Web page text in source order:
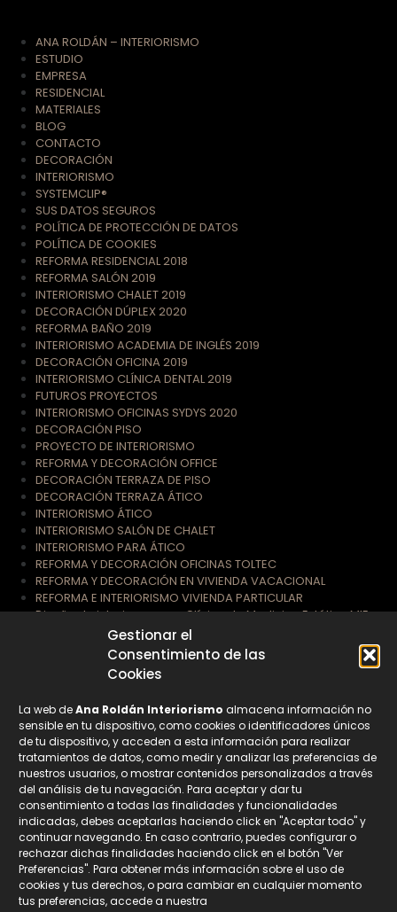
Gestionar el
Consentimiento de las
Cookies
La web deAna Roldán Interiorismo almacena información no
sensible en tu dispositivo, como cookies o identificadores únicos
de tu dispositivo, y acceden a esta información para realizar
tratamientos de datos, como medir y analizar las preferencias de
nuestros usuarios, o mostrar contenidos personalizados a través
del análisis de tu navegación. Para aceptar y dar tu
consentimiento a todas las finalidades y funcionalidades
indicadas, debes aceptarlas haciendo click en "Aceptar todo" y
continuar navegando. En caso contrario, puedes configurar o
rechazar dichas finalidades haciendo click en el botón "Ver
Preferencias". Para obtener más información sobre el uso de
cookies y tus derechos, o para cambiar en cualquier momento
tus preferencias, accede a nuestra
ANA ROLDÁN – INTERIORISMO
ESTUDIO
EMPRESA
RESIDENCIAL
MATERIALES
BLOG
CONTACTO
DECORACIÓN
INTERIORISMO
SYSTEMCLIP®
SUS DATOS SEGUROS
POLÍTICA DE PROTECCIÓN DE DATOS
POLÍTICA DE COOKIES
REFORMA RESIDENCIAL 2018
REFORMA SALÓN 2019
INTERIORISMO CHALET 2019
DECORACIÓN DÚPLEX 2020
REFORMA BAÑO 2019
INTERIORISMO ACADEMIA DE INGLÉS 2019
DECORACIÓN OFICINA 2019
INTERIORISMO CLÍNICA DENTAL 2019
FUTUROS PROYECTOS
INTERIORISMO OFICINAS SYDYS 2020
DECORACIÓN PISO
PROYECTO DE INTERIORISMO
REFORMA Y DECORACIÓN OFFICE
DECORACIÓN TERRAZA DE PISO
DECORACIÓN TERRAZA ÁTICO
INTERIORISMO ÁTICO
INTERIORISMO SALÓN DE CHALET
INTERIORISMO PARA ÁTICO
REFORMA Y DECORACIÓN OFICINAS TOLTEC
REFORMA Y DECORACIÓN EN VIVIENDA VACACIONAL
REFORMA E INTERIORISMO VIVIENDA PARTICULAR
Diseño de interiores para Clínica de Medicina Estética MIE
Suscríbete a nuestra Newsletter
Nombre
Email
Privacidad
Acepto laPolítica de Protección de Datos.
Sus datos están seguros con nosotros.